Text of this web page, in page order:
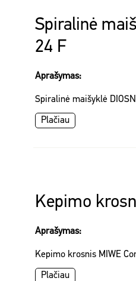
Spiralinė
24 F
Aprašymas:
Spiralinė maišyklė
Plačiau
Kepimo
Aprašymas:
Kepimo krosnis MIWE
Plačiau